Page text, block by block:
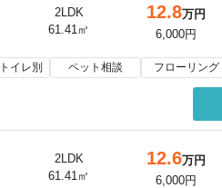
2LDK
61.41㎡
12.8万円
6,000円
イレ別 ペット相談 フローリング
2LDK
61.41㎡
12.6万円
6,000円